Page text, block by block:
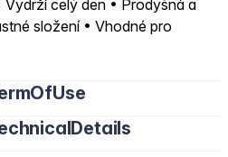
celý den • Prodyšná a
složení • Vhodné pro